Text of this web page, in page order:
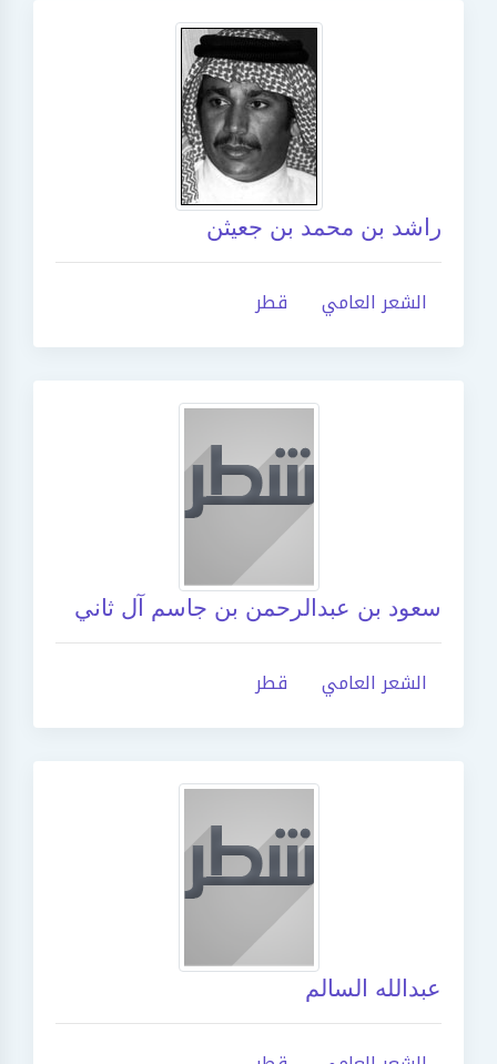
راشد بن محمد بن جعيثن
الشعر العامي قطر
سعود بن عبدالرحمن بن جاسم آل ثاني
الشعر العامي قطر
عبدالله السالم